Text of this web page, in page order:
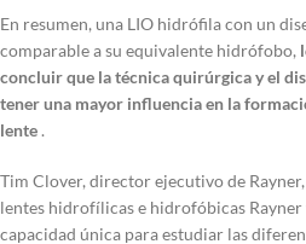
En resumen, una LIO hidrófila con un
comparable a su equivalente hidrófobo,
concluir que la técnica quirúrgica y el
tener una mayor influencia en la
lente.
Tim Clover, director ejecutivo de
lentes hidrofílicas e hidrofóbicas Rayner
capacidad única para estudiar las